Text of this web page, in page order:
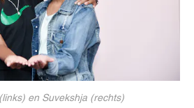
en Suvekshja (rechts)